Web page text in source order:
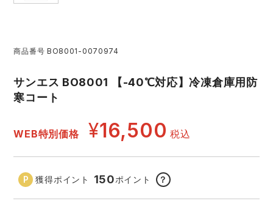
つなぎ
ファン付き作業着・空調服
電熱ウェア・ヒートウェア
コーコス ランキング
アイトス ランキング
ジーベック ランキング
作業着
ニオイクリア
エアークラフト 自重堂
セロリー 大阪支店
中塚被服 イーブンリバー
商品番号 BO8001-0070974
サンエス BO8001 【-40℃対応】冷凍倉庫用防
寒コート
WEB特別価格 ¥16,500 税込
獲得ポイント 150ポイント ？